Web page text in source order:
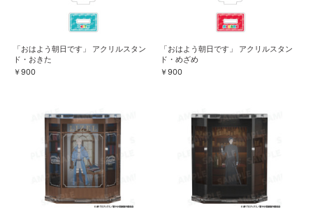
「おはよう朝日です」 アクリルスタン
ド・おきた
￥900
「おはよう朝日です」 アクリルスタン
ド・めざめ
￥900